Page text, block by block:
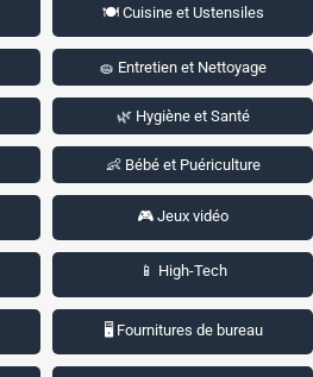
🍽️ Cuisine et Ustensiles
🧽 Entretien et Nettoyage
🌿 Hygiène et Santé
👶 Bébé et Puériculture
🎮 Jeux vidéo
📱 High-Tech
🖥️ Fournitures de bureau